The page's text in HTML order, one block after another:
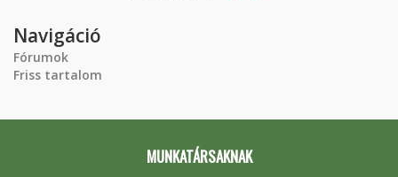
Navigáció
Fórumok
Friss tartalom
MUNKATÁRSAKNAK